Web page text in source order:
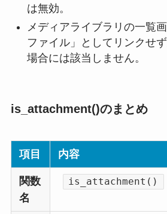
は無効。
メディアライブラリの一覧
ファイル」としてリンクせ
場合には該当しません。
is_attachment()のまとめ
項目 内容
関数
名
is_attachment()